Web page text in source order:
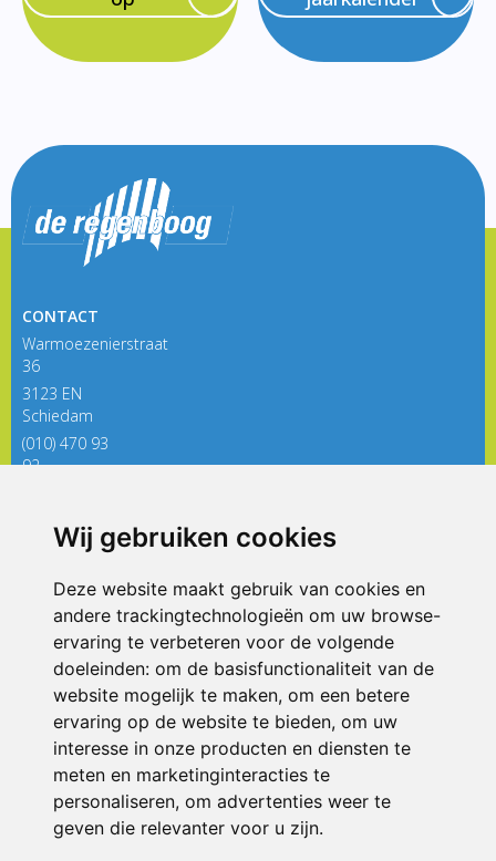
Wij gebruiken cookies
Deze website maakt gebruik van cookies en
andere trackingtechnologieën om uw browse-
ervaring te verbeteren voor de volgende
doeleinden: om de basisfunctionaliteit van de
website mogelijk te maken, om een betere
ervaring op de website te bieden, om uw
interesse in onze producten en diensten te
meten en marketinginteracties te
personaliseren, om advertenties weer te
geven die relevanter voor u zijn.
CONTACT
Warmoezenierstraat
36
3123 EN
Schiedam
(010) 470 93
92
ONDERDEEL VAN
© 2026 De Regenboog | Alle rechten voorbehouden
Privacy policy|Disclaimer| Klachtenregeling|RSIN en Anbi
voorkeuren